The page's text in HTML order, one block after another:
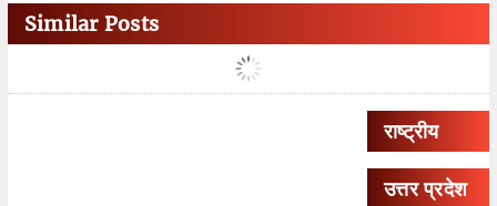
Similar Posts
राष्ट्रीय
उत्तर प्रदेश